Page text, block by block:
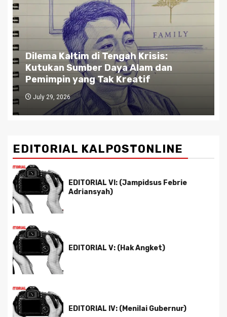
Dilema Kaltim di Tengah Krisis:
Kutukan Sumber Daya Alam dan
Pemimpin yang Tak Kreatif
July 29, 2026
EDITORIAL KALPOSTONLINE
EDITORIAL VI: (Jampidsus Febrie
Adriansyah)
EDITORIAL V: (Hak Angket)
EDITORIAL IV: (Menilai Gubernur)